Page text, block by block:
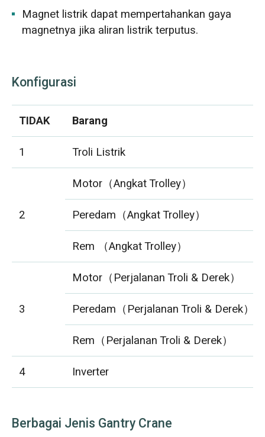
Magnet listrik dapat mempertahankan gaya
magnetnya jika aliran listrik terputus.
Konfigurasi
TIDAK
Barang
1
Troli Listrik
2
Motor（Angkat Trolley）
Peredam（Angkat Trolley）
Rem （Angkat Trolley）
3
Motor（Perjalanan Troli & Derek）
Peredam（Perjalanan Troli & Derek）
Rem（Perjalanan Troli & Derek）
4
Inverter
Berbagai Jenis Gantry Crane